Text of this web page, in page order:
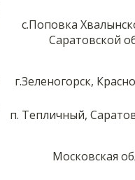
с.Поповка
Саратовской
г.Зеленогорск,
п. Тепличный,
Московская